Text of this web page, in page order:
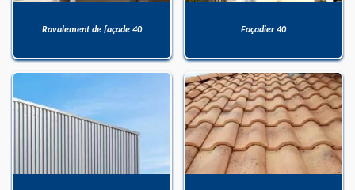
Ravalement de façade 40 Façadier 40